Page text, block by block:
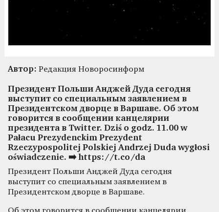
Автор: Редакция Новоросинформ
Президент Польши Анджей Дуда сегодня
выступит со специальным заявлением в
Президентском дворце в Варшаве. Об этом
говорится в сообщении канцелярии
президента в Twitter. Dziś o godz. 11.00 w
Pałacu Prezydenckim Prezydent
Rzeczypospolitej Polskiej Andrzej Duda wygłosi
oświadczenie. ➡️ https://t.co/da
Президент Польши Анджей Дуда сегодня
выступит со специальным заявлением в
Президентском дворце в Варшаве.